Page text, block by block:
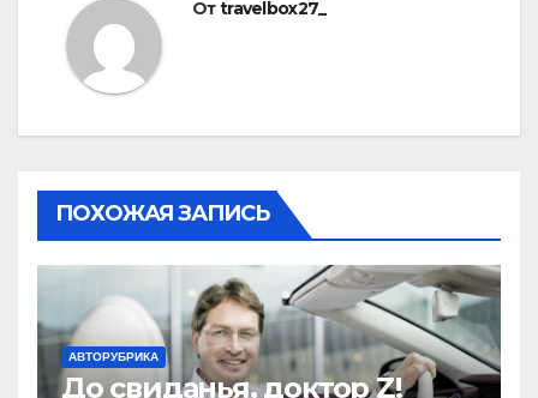
Отtravelbox27_
ПОХОЖАЯ ЗАПИСЬ
АВТОРУБРИКА
До свиданья, доктор Z!